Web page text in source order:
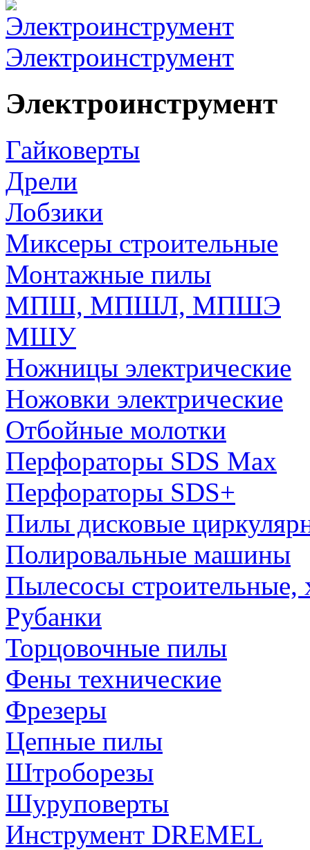
Электроинструмент
Электроинструмент
Гайковерты
Дрели
Лобзики
Миксеры строительные
Монтажные пилы
МПШ, МПШЛ, МПШЭ
МШУ
Ножницы электрические
Ножовки электрические
Отбойные молотки
Перфораторы SDS Max
Перфораторы SDS+
Пилы дисковые
Полировальные машины
Пылесосы строительные,
Рубанки
Торцовочные пилы
Фены технические
Фрезеры
Цепные пилы
Штроборезы
Шуруповерты
Инструмент DREMEL